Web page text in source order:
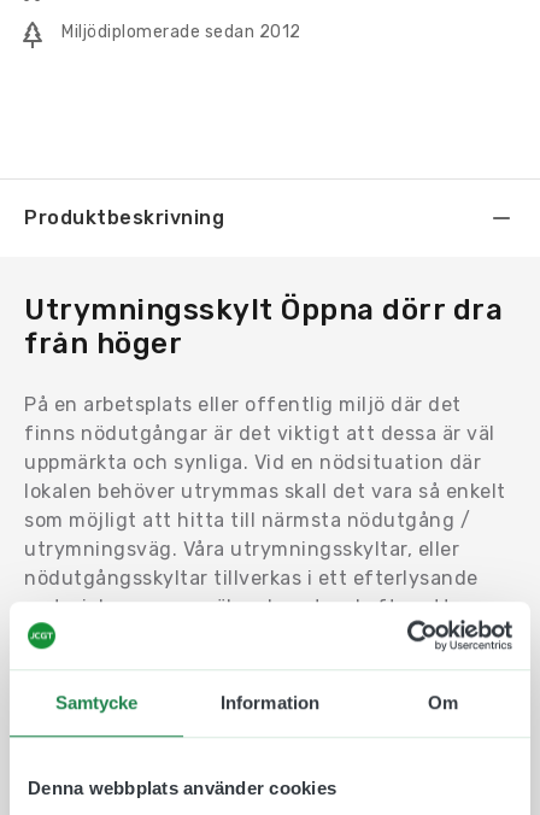
Samtycke Information Om
Denna webbplats använder cookies
Miljödiplomerade sedan 2012
Produktbeskrivning
Utrymningsskylt Öppna dörr dra
från höger
På en arbetsplats eller offentlig miljö där det
finns nödutgångar är det viktigt att dessa är väl
uppmärkta och synliga. Vid en nödsituation där
lokalen behöver utrymmas skall det vara så enkelt
som möjligt att hitta till närmsta nödutgång /
utrymningsväg. Våra utrymningsskyltar, eller
nödutgångsskyltar tillverkas i ett efterlysande
material som syns väl en bra stund efter att
lokalens har släckts ned. Vi använder vedertagna
symboler som är enkla att förstå och vi följer
Arbetsmiljöverkets riktlinjer när det kommer till
en skylt som passar just för er. Våra skyltar och